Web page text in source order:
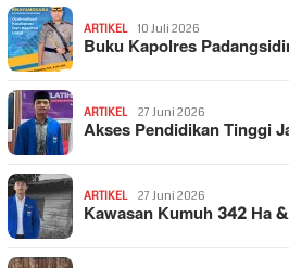
ARTIKEL 10 Juli 2026
Buku Kapolres
ARTIKEL 27 Juni 2026
Akses Pendidikan Tinggi
ARTIKEL 27 Juni 2026
Kawasan Kumuh 342 Ha